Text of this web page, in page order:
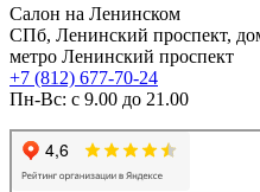
Салон на Ленинском
СПб, Ленинский проспект,
метро Ленинский проспект
+7 (812) 677-70-24
Пн-Вс: с 9.00 до 21.00